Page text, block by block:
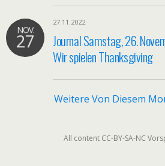
NOV.
27
27.11.2022
Journal Samstag, 26.
Wir spielen Thanksgiving
Weitere Von Diesem
All content CC-BY-SA-NC